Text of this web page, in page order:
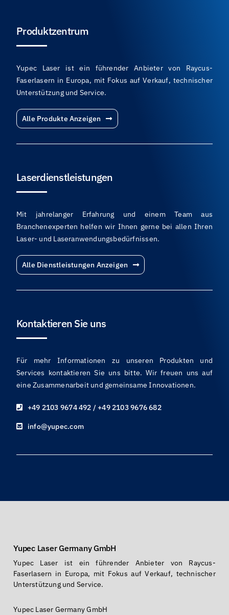
Produktzentrum
Yupec Laser ist ein führender Anbieter von Raycus-
Faserlasern in Europa, mit Fokus auf Verkauf, technischer
Unterstützung und Service.
Alle Produkte Anzeigen
Laserdienstleistungen
Mit jahrelanger Erfahrung und einem Team aus
Branchenexperten helfen wir Ihnen gerne bei allen Ihren
Laser- und Laseranwendungsbedürfnissen.
Alle Dienstleistungen Anzeigen
Kontaktieren Sie uns
Für mehr Informationen zu unseren Produkten und
Services kontaktieren Sie uns bitte. Wir freuen uns auf
eine Zusammenarbeit und gemeinsame Innovationen.
+49 2103 9674 492 / +49 2103 9676 682
info@yupec.com
Yupec Laser Germany GmbH
Yupec Laser ist ein führender Anbieter von Raycus-
Faserlasern in Europa, mit Fokus auf Verkauf, technischer
Unterstützung und Service.
Yupec Laser Germany GmbH